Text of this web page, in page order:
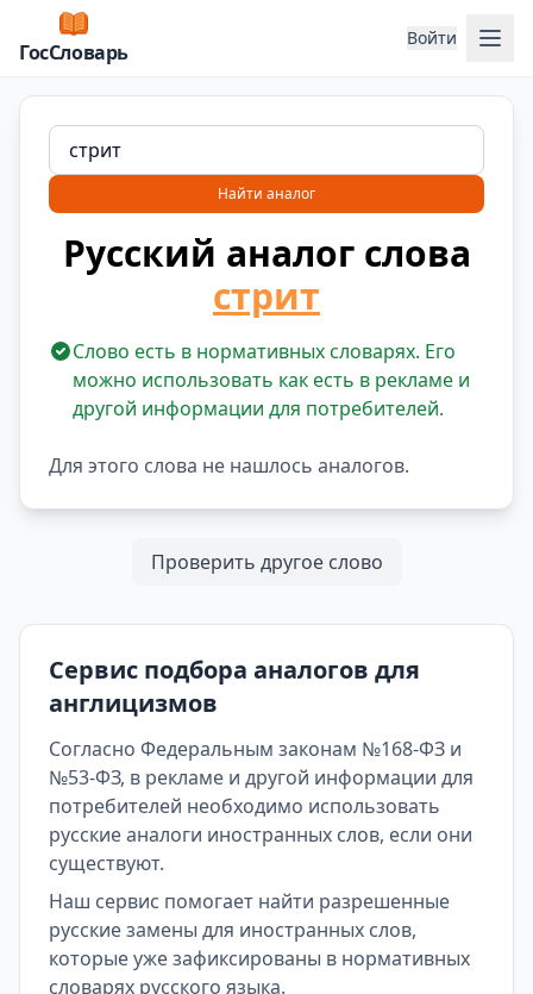
ГосСловарь
Войти
Найти аналог
Русский аналог слова
стрит
Слово есть в нормативных словарях. Его
можно использовать как есть в рекламе и
другой информации для потребителей.
Для этого слова не нашлось аналогов.
Проверить другое слово
Сервис подбора аналогов для
англицизмов
Согласно Федеральным законам №168-ФЗ и
№53-ФЗ, в рекламе и другой информации для
потребителей необходимо использовать
русские аналоги иностранных слов, если они
существуют.
Наш сервис помогает найти разрешенные
русские замены для иностранных слов,
которые уже зафиксированы в нормативных
словарях русского языка.